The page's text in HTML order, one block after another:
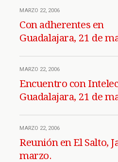
MARZO 22, 2006
Con adherentes en
Guadalajara, 21 de
MARZO 22, 2006
Encuentro con
Guadalajara, 21 de
MARZO 22, 2006
Reunión en El Salto,
marzo.